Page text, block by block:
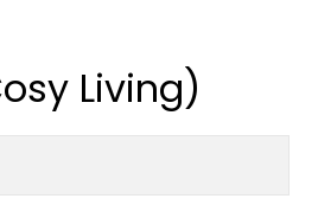
Living)